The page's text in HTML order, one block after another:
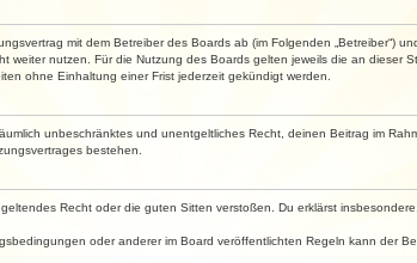
mit dem Betreiber des Boards ab (im Folgenden „Betreiber“)
nutzen. Für die Nutzung des Boards gelten jeweils die an dieser
ohne Einhaltung einer Frist jederzeit gekündigt werden.
unbeschränktes und unentgeltliches Recht, deinen Beitrag im
bestehen.
Recht oder die guten Sitten verstoßen. Du erklärst
oder anderer im Board veröffentlichten Regeln kann der